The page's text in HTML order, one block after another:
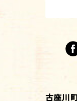
古座川